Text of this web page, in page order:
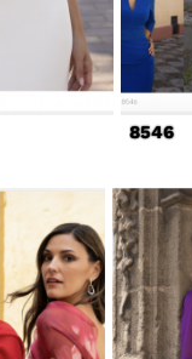
8546